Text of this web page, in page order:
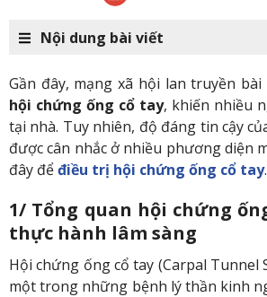
Nội dung bài viết
Gần đây, mạng xã hội lan truyền
hội chứng ống cổ tay, khiến nhiều
tại nhà. Tuy nhiên, độ đáng tin cậy
được cân nhắc ở nhiều phương diện
đây đểđiều trị hội chứng ống cổ tay.
1/ Tổng quan hội chứng
thực hành lâm sàng
Hội chứng ống cổ tay (Carpal Tunnel
một trong những bệnh lý thần kinh